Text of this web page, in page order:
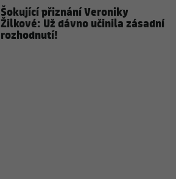
Šokující přiznání Veroniky
Žilkové: Už dávno učinila zásadní
rozhodnutí!